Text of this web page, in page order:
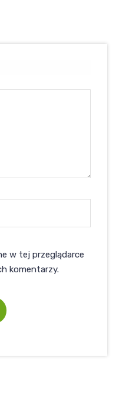
w tej przeglądarce
komentarzy.